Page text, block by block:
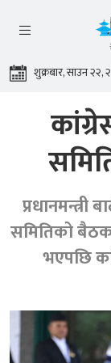
शुक्रबार, साउन २२,
समितिको
भएपछि